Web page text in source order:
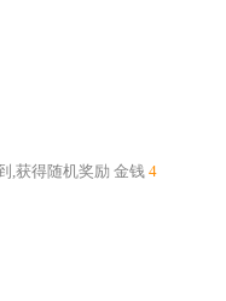
,获得随机奖励 金钱 4